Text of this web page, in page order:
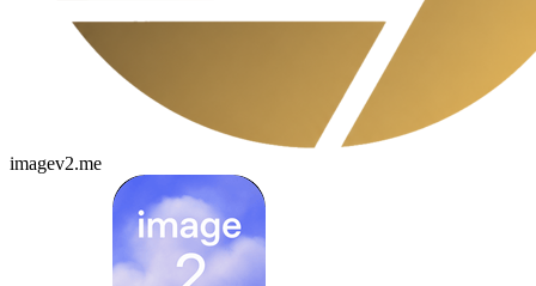
imagev2.me